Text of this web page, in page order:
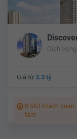
Dịch
Giá từ 3.3 tỷ
8.563 khách quan
tâm